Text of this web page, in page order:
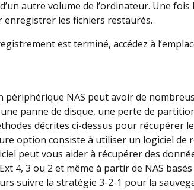
autre volume de l’ordinateur. Une
enregistrer les fichiers restaurés.
est terminé, accédez à
périphérique NAS peut avoir de
panne de disque, une perte de
décrites ci-dessus pour récupérer
option consiste à utiliser un logiciel de
peut vous aider à récupérer des
4, 3 ou 2 et même à partir de NAS
suivre la stratégie 3-2-1 pour la